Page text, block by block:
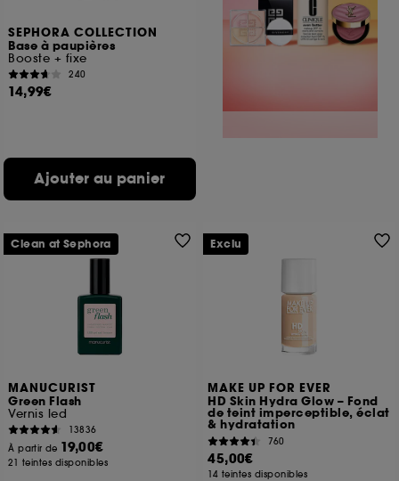
SEPHORA COLLECTION
Base à paupières
Booste + fixe
240
14,99€
Ajouter au panier
MANUCURIST
Green Flash
Vernis led
13836
À partir de 19,00€
21 teintes disponibles
Clean at Sephora
MAKE UP FOR EVER
HD Skin Hydra Glow – Fond
de teint imperceptible, éclat
& hydratation
760
45,00€
14 teintes disponibles
Exclu